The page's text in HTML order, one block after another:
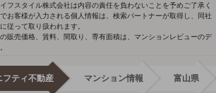
フスタイル株式会社は内容の責任を負わないことを予めご了承く
お客様が入力される個人情報は、検索パートナーが取得し、同社
従って取り扱われます。
販売価格、賃料、間取り、専有面積は、マンションレビューのデ
フティ不動産 マンション情報 富山県